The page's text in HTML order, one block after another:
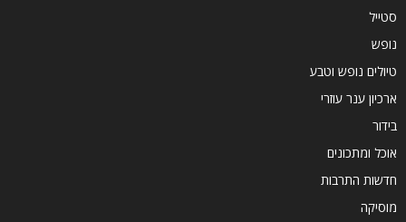
סטייל
נופש
טיולים נופש וטבע
ארכיון ענר עוזרי
בידור
אוכל ומתכונים
חדשות התרבות
מוסיקה